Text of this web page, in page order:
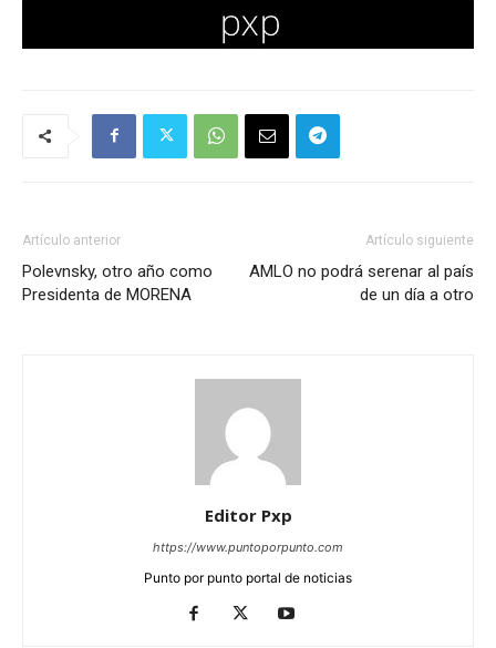
Artículo anterior
Polevnsky, otro año como
Presidenta de MORENA
Artículo siguiente
AMLO no podrá serenar al país
de un día a otro
Editor Pxp
https://www.puntoporpunto.com
Punto por punto portal de noticias